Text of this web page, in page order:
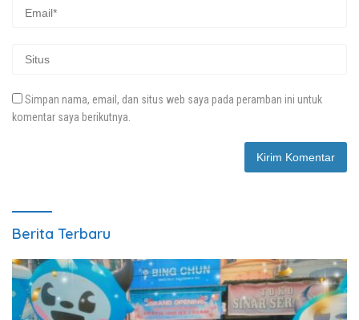
Simpan nama, email, dan situs web saya pada peramban ini untuk
komentar saya berikutnya.
Berita Terbaru